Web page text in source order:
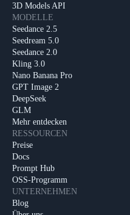
3D Models API
MODELLE
Seedance 2.5
Seedream 5.0
Seedance 2.0
Kling 3.0
Nano Banana Pro
GPT Image 2
DeepSeek
GLM
Mehr entdecken
RESSOURCEN
Preise
Docs
Prompt Hub
OSS-Programm
UNTERNEHMEN
Blog